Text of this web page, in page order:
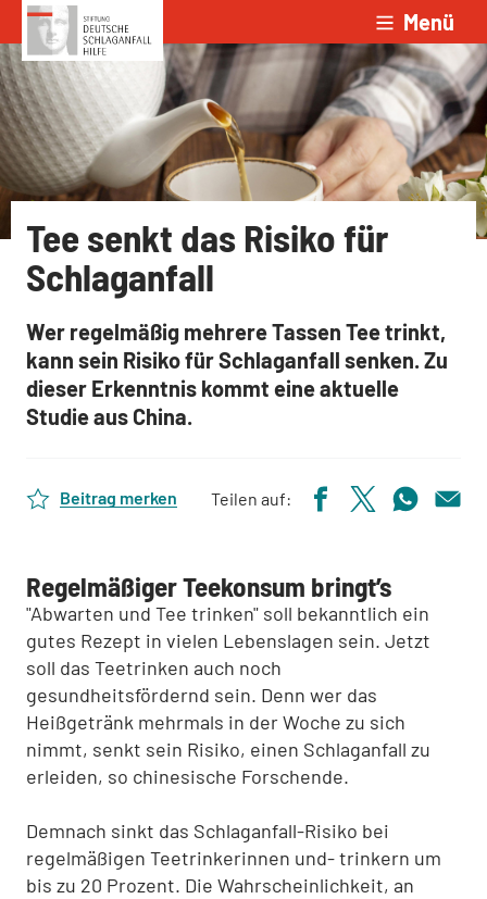
Zum Inhalt springen Menü
Tee senkt das Risiko für
Schlaganfall
Wer regelmäßig mehrere Tassen Tee trinkt,
kann sein Risiko für Schlaganfall senken. Zu
dieser Erkenntnis kommt eine aktuelle
Studie aus China.
Beitrag merken Teilen auf:
Regelmäßiger Teekonsum bringt’s
"Abwarten und Tee trinken" soll bekanntlich ein
gutes Rezept in vielen Lebenslagen sein. Jetzt
soll das Teetrinken auch noch
gesundheitsfördernd sein. Denn wer das
Heißgetränk mehrmals in der Woche zu sich
nimmt, senkt sein Risiko, einen Schlaganfall zu
erleiden, so chinesische Forschende.
Demnach sinkt das Schlaganfall-Risiko bei
regelmäßigen Teetrinkerinnen und- trinkern um
bis zu 20 Prozent. Die Wahrscheinlichkeit, an